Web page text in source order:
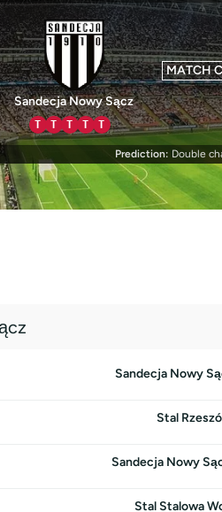
Sandecja Nowy Sącz
T T T T T
MATCH
Prediction: Double
Sandecja Nowy
Stal
Sandecja Nowy
Stal Stalowa